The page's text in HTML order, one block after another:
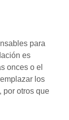
para
es
onces o el
los
por otros que